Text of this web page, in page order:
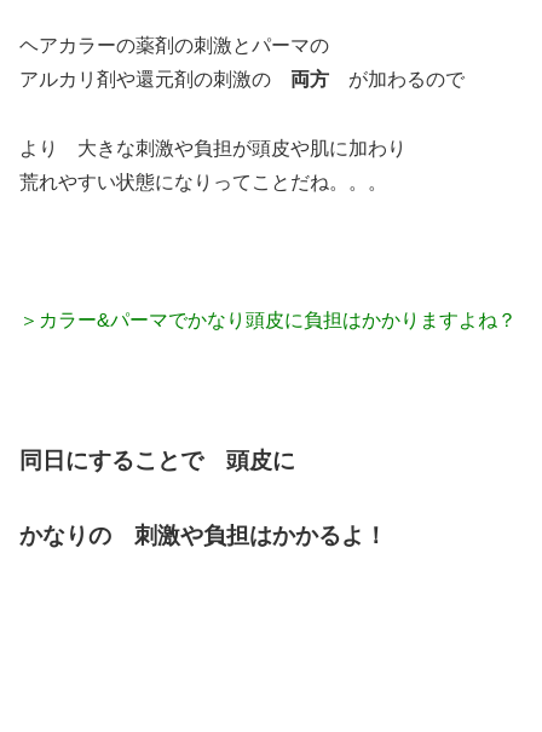
ヘアカラーの薬剤の刺激とパーマの
アルカリ剤や還元剤の刺激の 両方 が加わるので
より 大きな刺激や負担が頭皮や肌に加わり
荒れやすい状態になりってことだね。。。
＞カラー&パーマでかなり頭皮に負担はかかりますよね？
同日にすることで 頭皮に
かなりの 刺激や負担はかかるよ！